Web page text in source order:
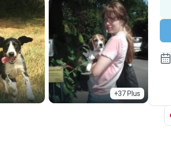
+37 Plus